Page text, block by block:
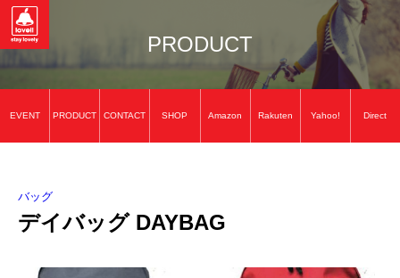
PRODUCT
バッグ
デイバッグ DAYBAG
EVENT PRODUCT CONTACT SHOP Amazon Rakuten Yahoo! Direct